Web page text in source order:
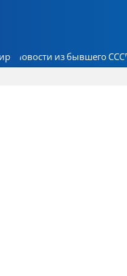
Новости из бывшего СССР